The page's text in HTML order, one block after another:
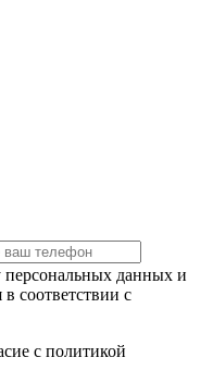
персональных данных и
соответствии с
с политикой